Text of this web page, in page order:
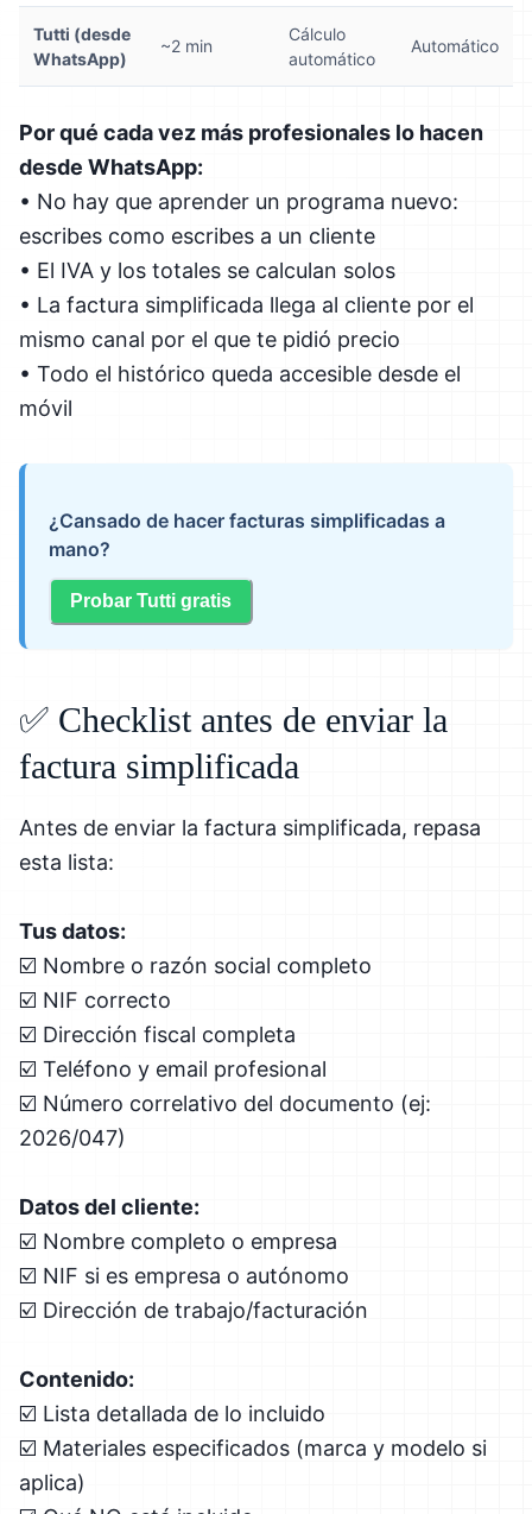
Tutti (desde
WhatsApp)
~2 min
Cálculo
automático
Automático
Por qué cada vez más profesionales lo hacen
desde WhatsApp:
• No hay que aprender un programa nuevo:
escribes como escribes a un cliente
• El IVA y los totales se calculan solos
• La factura simplificada llega al cliente por el
mismo canal por el que te pidió precio
• Todo el histórico queda accesible desde el
móvil
¿Cansado de hacer facturas simplificadas a
mano?
Probar Tutti gratis
✅ Checklist antes de enviar la
factura simplificada
Antes de enviar la factura simplificada, repasa
esta lista:
Tus datos:
☑️ Nombre o razón social completo
☑️ NIF correcto
☑️ Dirección fiscal completa
☑️ Teléfono y email profesional
☑️ Número correlativo del documento (ej:
2026/047)
Datos del cliente:
☑️ Nombre completo o empresa
☑️ NIF si es empresa o autónomo
☑️ Dirección de trabajo/facturación
Contenido:
☑️ Lista detallada de lo incluido
☑️ Materiales especificados (marca y modelo si
aplica)